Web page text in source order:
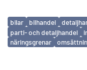
Avainsanat
bilar bilhandel
parti- och detaljhandel
näringsgrenar